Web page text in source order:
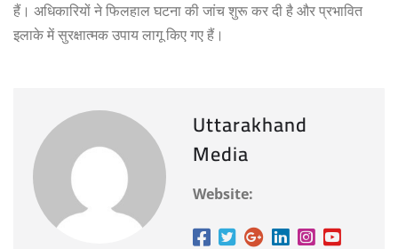
हैं। अधिकारियों ने फिलहाल घटना की जांच शुरू कर दी है और प्रभावित
इलाके में सुरक्षात्मक उपाय लागू किए गए हैं।
Uttarakhand
Media
Website: